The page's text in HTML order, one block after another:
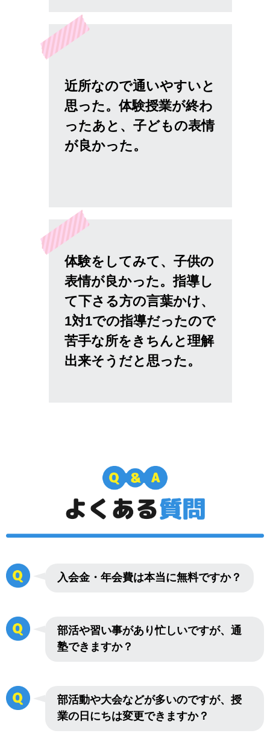
近所なので通いやすいと
思った。体験授業が終わ
ったあと、子どもの表情
が良かった。
体験をしてみて、子供の
表情が良かった。指導し
て下さる方の言葉かけ、
1対1での指導だったので
苦手な所をきちんと理解
出来そうだと思った。
入会金・年会費は本当に無料ですか？
部活や習い事があり忙しいですが、通
塾できますか？
部活動や大会などが多いのですが、授
業の日にちは変更できますか？